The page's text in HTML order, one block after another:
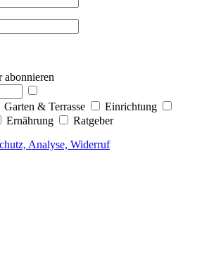
abonnieren
Garten & Terrasse
Einrichtung
Ernährung
Ratgeber
Analyse, Widerruf